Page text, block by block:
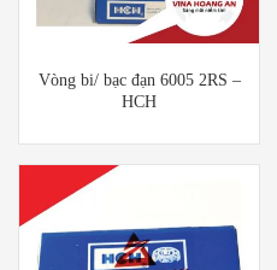
Vòng bi/ bạc đạn 6005 2RS –
HCH